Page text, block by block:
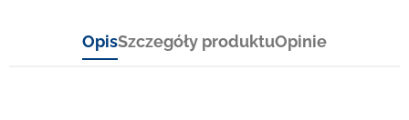
OpisSzczegóły produktuOpinie